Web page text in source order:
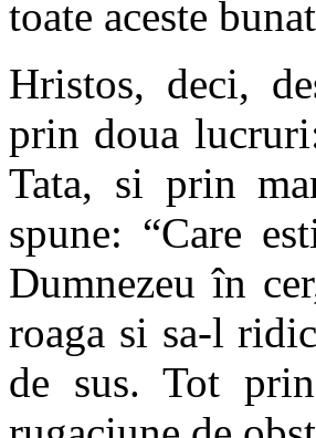
toate aceste
Hristos, deci,
prin doua
Tata, si prin
spune: “Care
Dumnezeu în
roaga si sa-l
de sus. Tot